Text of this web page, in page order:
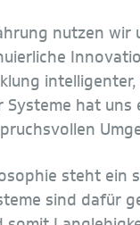
nutzen wir
hat uns
steht ein
sind dafür